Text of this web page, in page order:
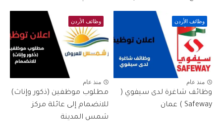
وظائف الأردن
منذ عام
وظائف شاغرة لدى سيفوي (
Safeway ) عمان
وظائف الأردن
منذ عام
مطلوب موظفين (ذكور وإناث)
للانضمام إلى عائلة مركز
شمس المدينة